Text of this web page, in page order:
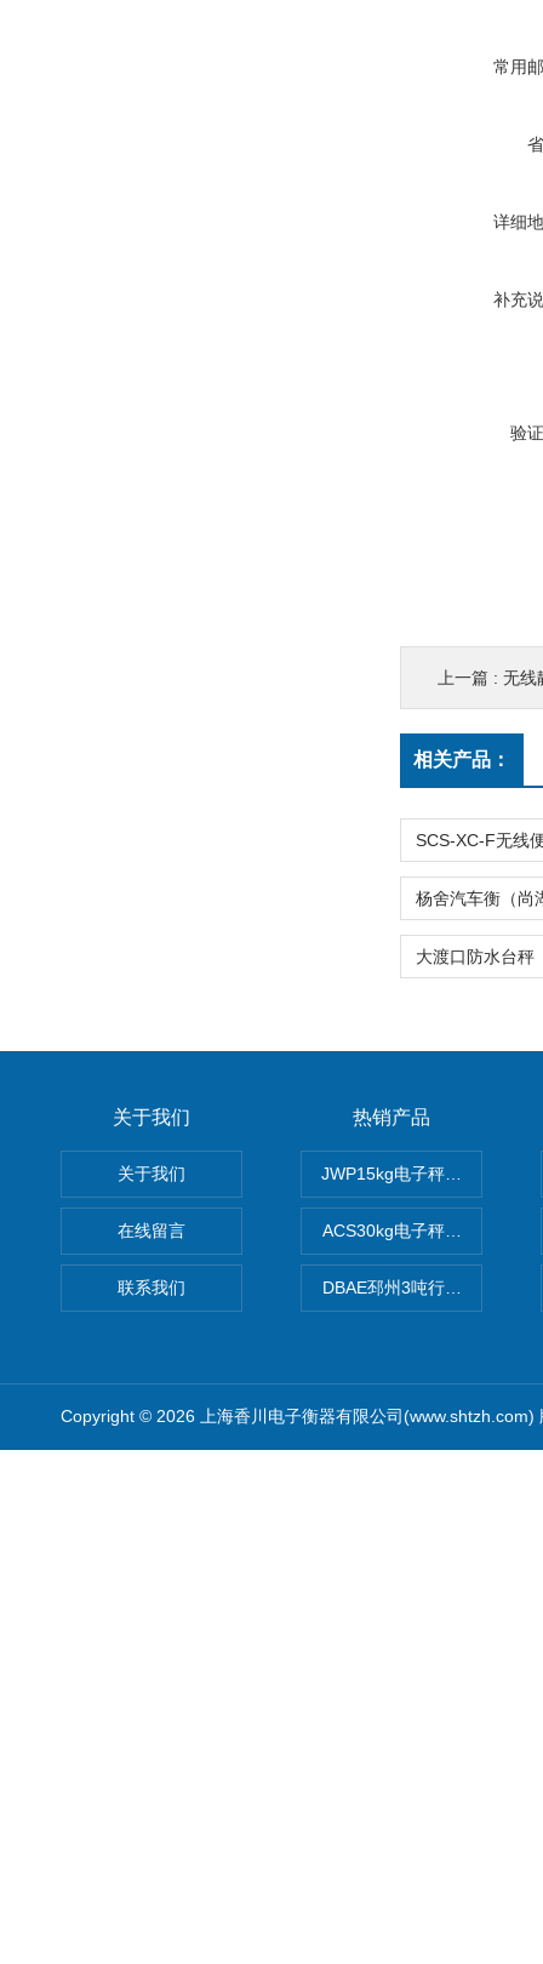
常用
详细
补充
验
上一篇 : 无线
相关产品：
关于我们
关于我们
在线留言
联系我们
热销产品
JWP15kg电子秤价格,15公
ACS30kg电子秤价格,30公
DBAE邳州3吨行车电子吊秤
Copyright © 2026 上海香川电子衡器有限公司(www.shtzh.com)